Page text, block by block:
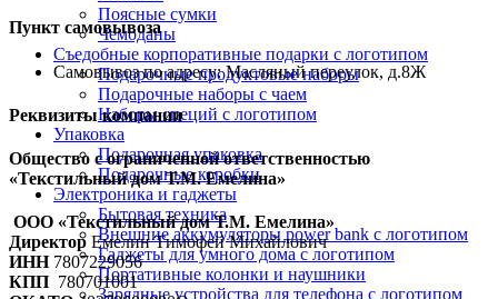
Поясные сумки
Чемоданы
Съедобные корпоративные подарки с логотипом
Подарочные продуктовые наборы
Подарочные наборы с чаем
Наборы специй с логотипом
Упаковка
Подарочная упаковка
Подарочные коробки
Электроника и гаджеты
Бытовая техника
Внешние аккумуляторы power bank с логотипом
Гаджеты для умного дома с логотипом
Портативные колонки и наушники
Зарядные устройства для телефона с логотипом
Пункт самовывоза
Самовывоз по адресу: Масляный переулок, д.8Ж
Реквизиты компании
Общество с ограниченной ответственностью
«Текстильный дом Т.М. Емелина»
ООО «Текстильный дом Т.М. Емелина»
Директор Емелин Тимофей Михайлович
ИНН 7807229056
КПП 780701001